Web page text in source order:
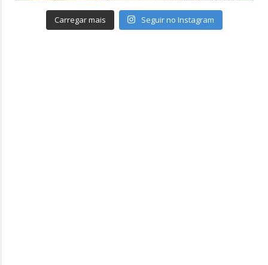
Carregar mais Seguir no Instagram